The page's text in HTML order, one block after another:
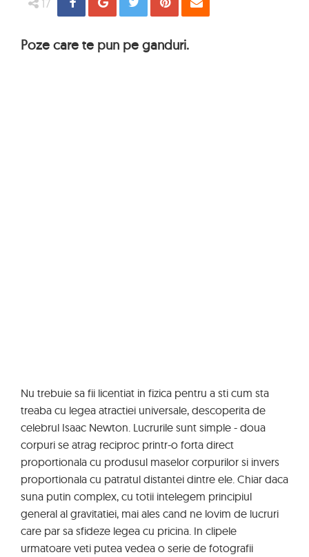
17
Poze care te pun pe ganduri.
Nu trebuie sa fii licentiat in fizica pentru a sti cum sta
treaba cu legea atractiei universale, descoperita de
celebrul Isaac Newton. Lucrurile sunt simple - doua
corpuri se atrag reciproc printr-o forta direct
proportionala cu produsul maselor corpurilor si invers
proportionala cu patratul distantei dintre ele. Chiar daca
suna putin complex, cu totii intelegem principiul
general al gravitatiei, mai ales cand ne lovim de lucruri
care par sa sfideze legea cu pricina. In clipele
urmatoare veti putea vedea o serie de fotografii